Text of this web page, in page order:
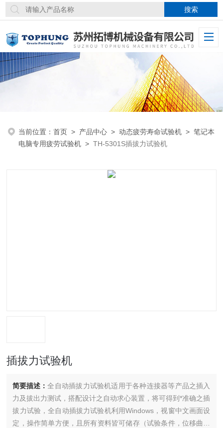
当前位置：首页 > 产品中心 >动态疲劳寿命试验机 >笔记本
电脑专用疲劳试验机 >TH-5301S插拔力试验机
插拔力试验机
简要描述：全自动插拔力试验机适用于各种连接器等产品之插入
力及拔出力测试，搭配设计之自动求心装置，将可得到*准确之插
拔力试验，全自动插拔力试验机利用Windows，视窗中文画面设
定，操作简单方便，且所有资料皆可储存（试验条件，位移曲线